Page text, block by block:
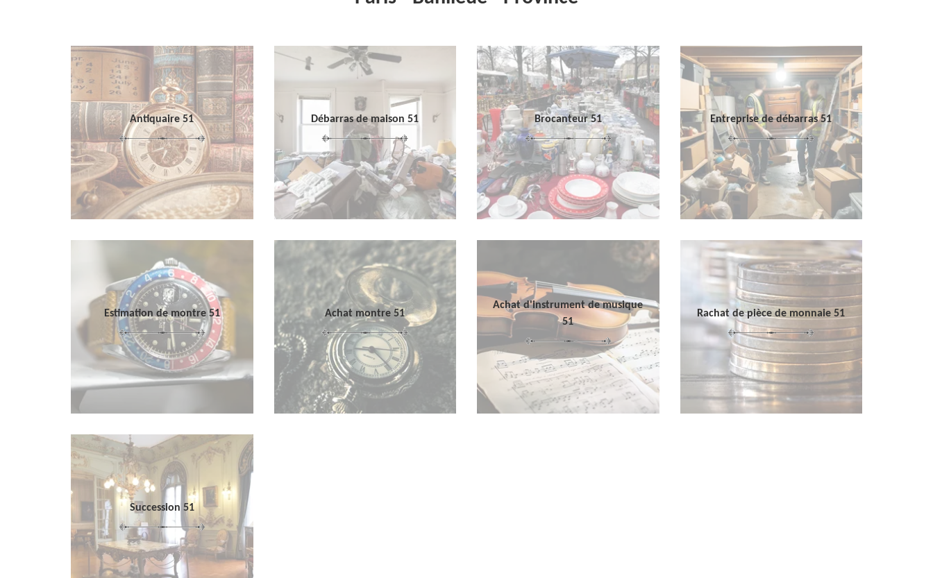
Antiquaire 51 Débarras de maison 51 Brocanteur 51 Entreprise de débarras 51
Estimation de montre 51 Achat montre 51
Achat d'instrument de musique
51
Rachat de pièce de monnaie 51
Succession 51